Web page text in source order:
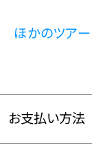
ほかのツア
お支払い方法